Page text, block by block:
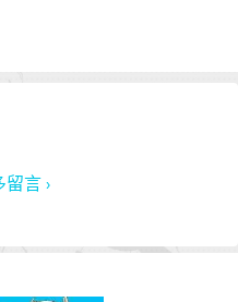
言 ›